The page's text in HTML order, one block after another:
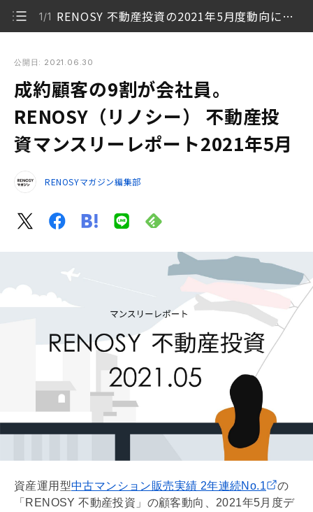
1/1 RENOSY 不動産投資の2021年5月度動向について
ンスリーレポート2021年5月
1/1 RENOSY 不動産投資の2021年5月度動向について
公開日: 2021.06.30
成約顧客の9割が会社員。
RENOSY（リノシー） 不動産投
資マンスリーレポート2021年5月
RENOSYマガジン編集部
資産運用型中古マンション販売実績 2年連続No.1
の
「RENOSY 不動産投資」の顧客動向、2021年5月度デ